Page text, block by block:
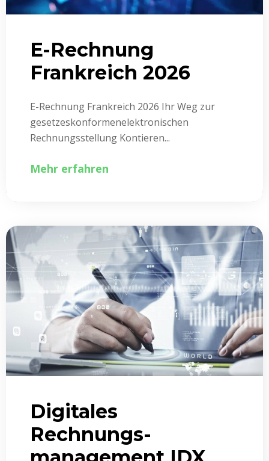
E-Rechnung
Frankreich 2026
E-Rechnung Frankreich 2026 Ihr Weg zur
gesetzeskonformenelektronischen
Rechnungsstellung Kontieren...
Mehr erfahren
Digitales
Rechnungs­